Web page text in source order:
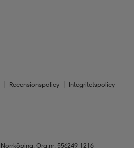
Recensionspolicy
Integritetspolicy
Org.nr. 556249-1216